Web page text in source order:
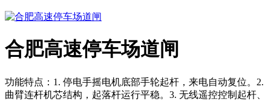
合肥高速停车场道闸
功能特点：1. 停电手摇电机底部手轮起杆，来电自动复位。2.
曲臂连杆机芯结构，起落杆运行平稳。3. 无线遥控控制起杆、